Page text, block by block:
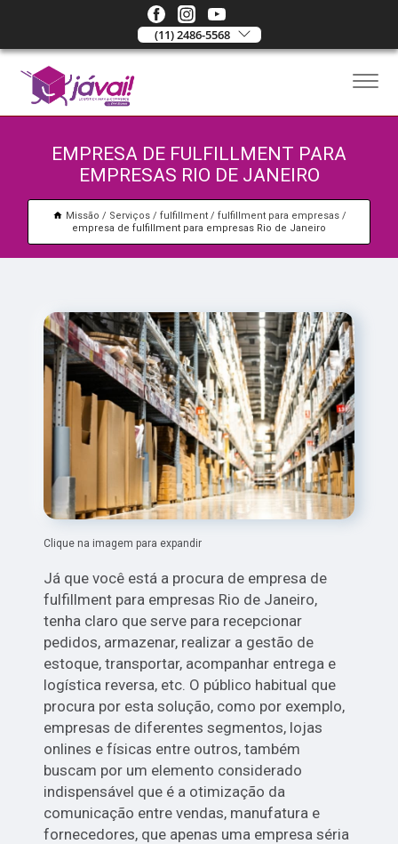
(11) 2486-5568
EMPRESA DE FULFILLMENT PARA
EMPRESAS RIO DE JANEIRO
Missão Serviços fulfillment
fulfillment para empresas
empresa de fulfillment para empresas Rio de Janeiro
Clique na imagem para expandir
Já que você está a procura de empresa de
fulfillment para empresas Rio de Janeiro,
tenha claro que serve para recepcionar
pedidos, armazenar, realizar a gestão de
estoque, transportar, acompanhar entrega e
logística reversa, etc. O público habitual que
procura por esta solução, como por exemplo,
empresas de diferentes segmentos, lojas
onlines e físicas entre outros, também
buscam por um elemento considerado
indispensável que é a otimização da
comunicação entre vendas, manufatura e
fornecedores, que apenas uma empresa séria